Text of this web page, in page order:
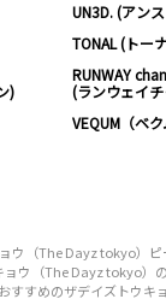
UN3D. (アン
TONAL (トー
)
RUNWAY
(ランウェイ
VEQUM（ベク
（The Dayz tokyo
ウ（The Dayz tokyo）
すすめのザデイズトウキ